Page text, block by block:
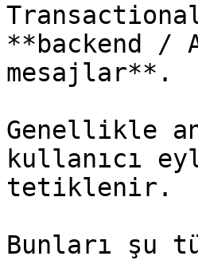
**backend /
mesajlar**.
Genellikle
kullanıcı
tetiklenir.
Bunları şu